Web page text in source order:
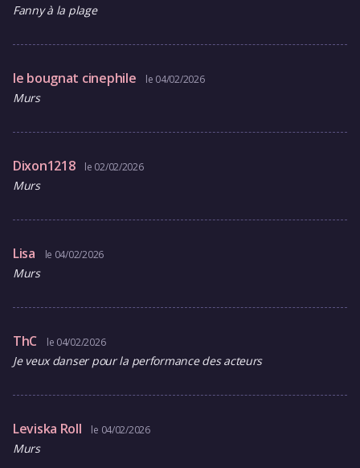
Fanny à la plage
le bougnat cinephile le 04/02/2026
Murs
Dixon1218 le 02/02/2026
Murs
Lisa le 04/02/2026
Murs
ThC le 04/02/2026
Je veux danser pour la performance des acteurs
Leviska Roll le 04/02/2026
Murs